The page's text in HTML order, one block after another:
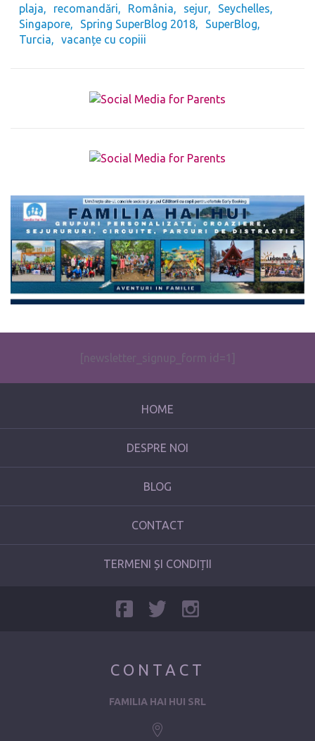
plaja
recomandări România sejur
Seychelles
Singapore
Spring SuperBlog 2018
SuperBlog
Turcia
vacanțe cu copiii
The form you have selected does not exist.
[newsletter_signup_form id=1]
HOME
DESPRE NOI
BLOG
CONTACT
TERMENI ȘI CONDIȚII
CONTACT
FAMILIA HAI HUI SRL